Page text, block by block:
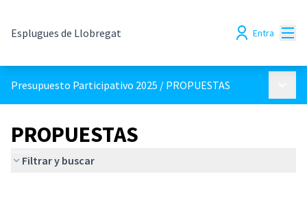
Esplugues de Llobregat Entra
Presupuesto Participativo 2025 / PROPUESTAS
PROPUESTAS
Filtrar y buscar